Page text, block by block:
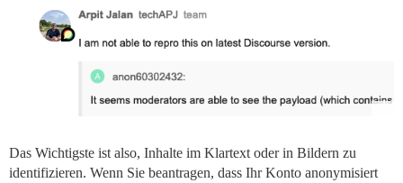
Das Wichtigste ist also, Inhalte im Klartext oder in Bildern zu
identifizieren. Wenn Sie beantragen, dass Ihr Konto anonymisiert